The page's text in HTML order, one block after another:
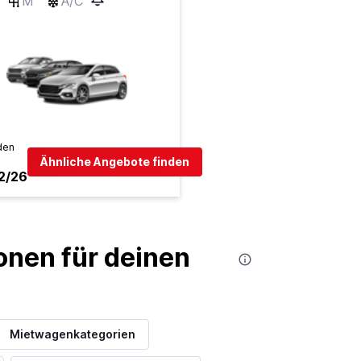
26
Ähnliche Angebote finden
für deinen
Mietwagenkategorien